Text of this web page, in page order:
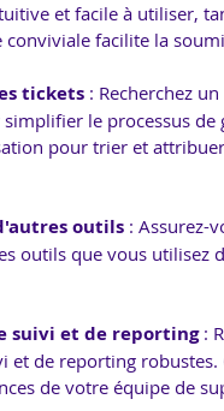
et facile à utiliser,
facilite la
tickets : Recherchez
le processus de
pour trier et
outils : Assurez-
outils que vous utilisez
suivi et de reporting :
et de reporting
de votre équipe de